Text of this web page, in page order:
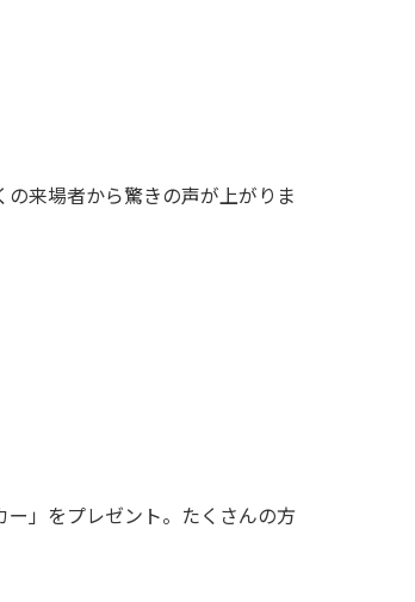
来場者から驚きの声が上がりま
」をプレゼント。たくさんの方